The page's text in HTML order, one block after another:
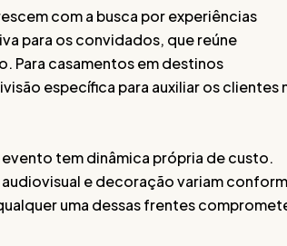
com a busca por experiências
para os convidados, que reúne
Para casamentos em destinos
específica para auxiliar os clientes
tem dinâmica própria de custo.
e decoração variam
uma dessas frentes